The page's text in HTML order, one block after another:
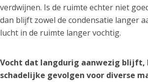
verdwijnen. Is de ruimte echter niet
dan blijft zowel de condensatie langer
lucht in de ruimte langer vochtig.
Vocht dat langdurig aanwezig blijft,
schadelijke gevolgen voor diverse